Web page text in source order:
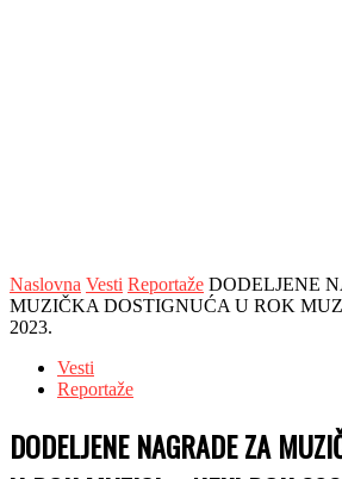
Naslovna Vesti Reportaže DODELJENE
MUZIČKA DOSTIGNUĆA U ROK
2023.
Vesti
Reportaže
DODELJENE NAGRADE ZA